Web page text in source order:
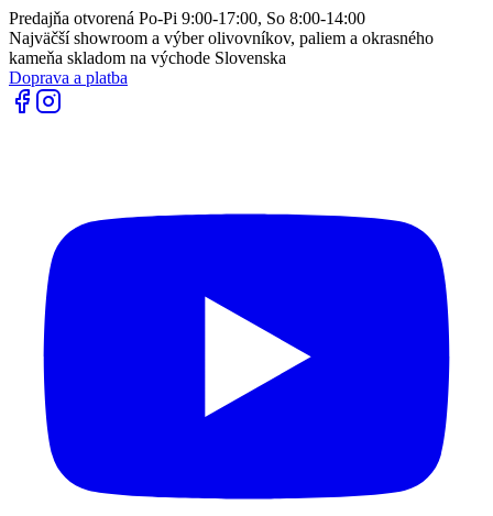
Predajňa otvorená Po-Pi 9:00-17:00, So 8:00-14:00
Najväčší showroom a výber olivovníkov, paliem a okrasného
kameňa skladom na východe Slovenska
Doprava a platba